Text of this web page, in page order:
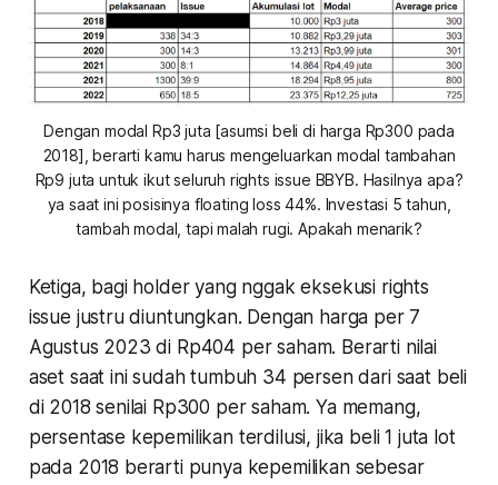
Dengan modal Rp3 juta [asumsi beli di harga Rp300 pada
2018], berarti kamu harus mengeluarkan modal tambahan
Rp9 juta untuk ikut seluruh rights issue BBYB. Hasilnya apa?
ya saat ini posisinya floating loss 44%. Investasi 5 tahun,
tambah modal, tapi malah rugi. Apakah menarik?
Ketiga, bagi holder yang nggak eksekusi rights
issue justru diuntungkan. Dengan harga per 7
Agustus 2023 di Rp404 per saham. Berarti nilai
aset saat ini sudah tumbuh 34 persen dari saat beli
di 2018 senilai Rp300 per saham. Ya memang,
persentase kepemilikan terdilusi, jika beli 1 juta lot
pada 2018 berarti punya kepemilikan sebesar